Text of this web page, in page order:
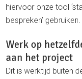
hiervoor onze tool
bespreken’ gebruiken.
Werk op
aan het project
Dit is werktijd buiten